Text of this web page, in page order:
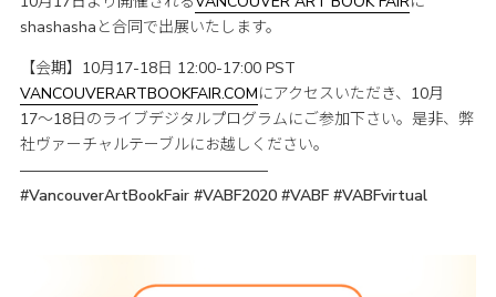
shashashaと合同で出展いたします。
【会期】10月17-18日 12:00-17:00 PST
VANCOUVERARTBOOKFAIR.COMにアクセスいただき、10月
17〜18日のライブデジタルプログラムにご参加下さい。是非、弊
社ヴァーチャルテーブルにお越しください。
————————————————
#VancouverArtBookFair #VABF2020 #VABF #VABFvirtual